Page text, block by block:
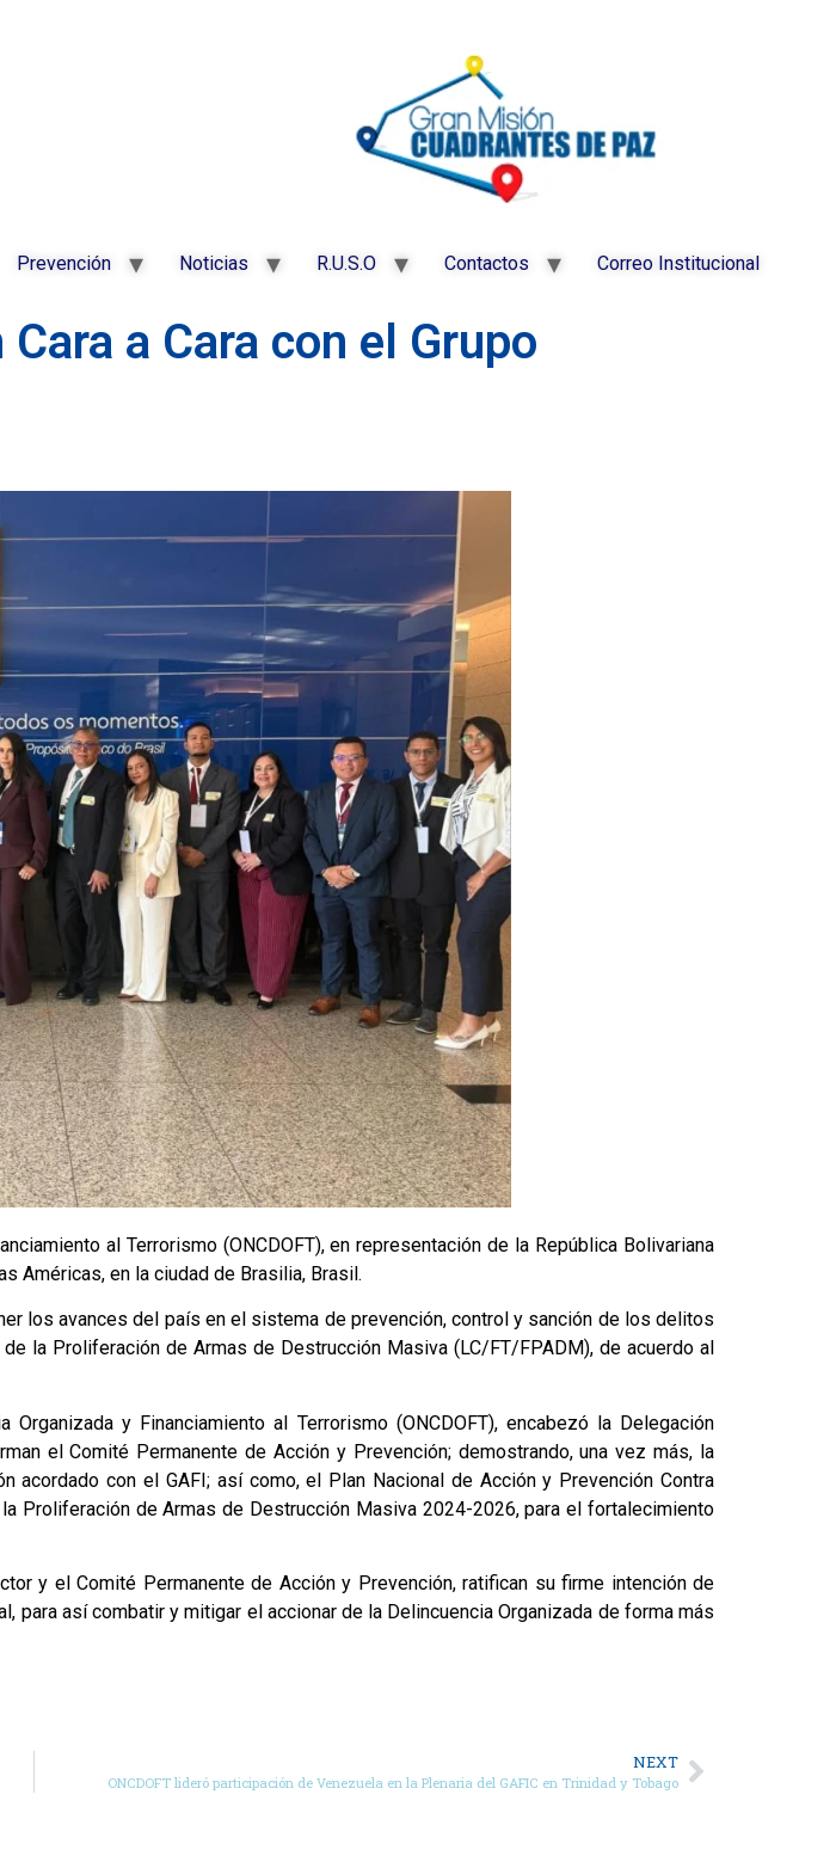
Prevención Noticias R.U.S.O Contactos Correo Institucional
a Cara con el Grupo
al Terrorismo (ONCDOFT), en representación de la República Bolivariana
Américas, en la ciudad de Brasilia, Brasil.
los avances del país en el sistema de prevención, control y sanción de los delitos
la Proliferación de Armas de Destrucción Masiva (LC/FT/FPADM), de acuerdo al
y Financiamiento al Terrorismo (ONCDOFT), encabezó la Delegación
el Comité Permanente de Acción y Prevención; demostrando, una vez más, la
con el GAFI; así como, el Plan Nacional de Acción y Prevención Contra
Proliferación de Armas de Destrucción Masiva 2024-2026, para el fortalecimiento
y el Comité Permanente de Acción y Prevención, ratifican su firme intención de
así combatir y mitigar el accionar de la Delincuencia Organizada de forma más
NEXT
ONCDOFT lideró participación de Venezuela en la Plenaria del GAFIC en Trinidad y Tobago